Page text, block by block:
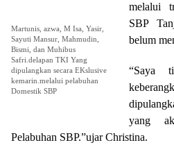
Martunis, azwa, M Isa, Yasir,
Sayuti Mansur, Mahmudin,
Bismi, dan Muhibus
Safri.delapan TKI Yang
dipulangkan secara EKslusive
kemarin.melalui pelabuhan
Domestik SBP
melalui
SBP
belum
“Saya
yang
Pelabuhan SBP.”ujar Christina.